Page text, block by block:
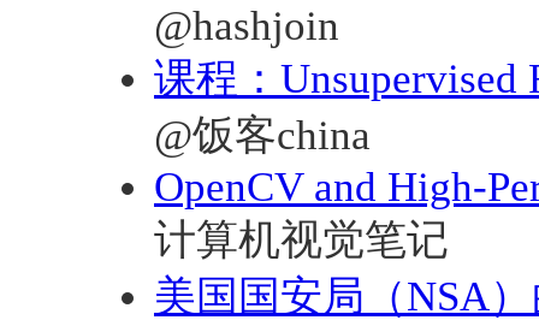
@hashjoin
课程：Unsupervised
@饭客china
OpenCV and High-
计算机视觉笔记
美国国安局（NSA